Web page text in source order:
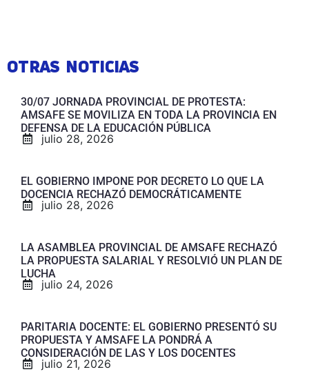
OTRAS NOTICIAS
30/07 JORNADA PROVINCIAL DE PROTESTA:
AMSAFE SE MOVILIZA EN TODA LA PROVINCIA EN
DEFENSA DE LA EDUCACIÓN PÚBLICA
julio 28, 2026
EL GOBIERNO IMPONE POR DECRETO LO QUE LA
DOCENCIA RECHAZÓ DEMOCRÁTICAMENTE
julio 28, 2026
LA ASAMBLEA PROVINCIAL DE AMSAFE RECHAZÓ
LA PROPUESTA SALARIAL Y RESOLVIÓ UN PLAN DE
LUCHA
julio 24, 2026
PARITARIA DOCENTE: EL GOBIERNO PRESENTÓ SU
PROPUESTA Y AMSAFE LA PONDRÁ A
CONSIDERACIÓN DE LAS Y LOS DOCENTES
julio 21, 2026